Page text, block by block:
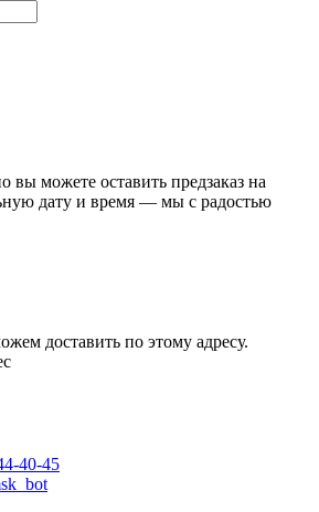
можете оставить предзаказ на
дату и время — мы с радостью
доставить по этому адресу.
40-45